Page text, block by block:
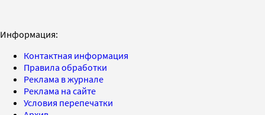
Информация:
Контактная информация
Правила обработки
Реклама в журнале
Реклама на сайте
Условия перепечатки